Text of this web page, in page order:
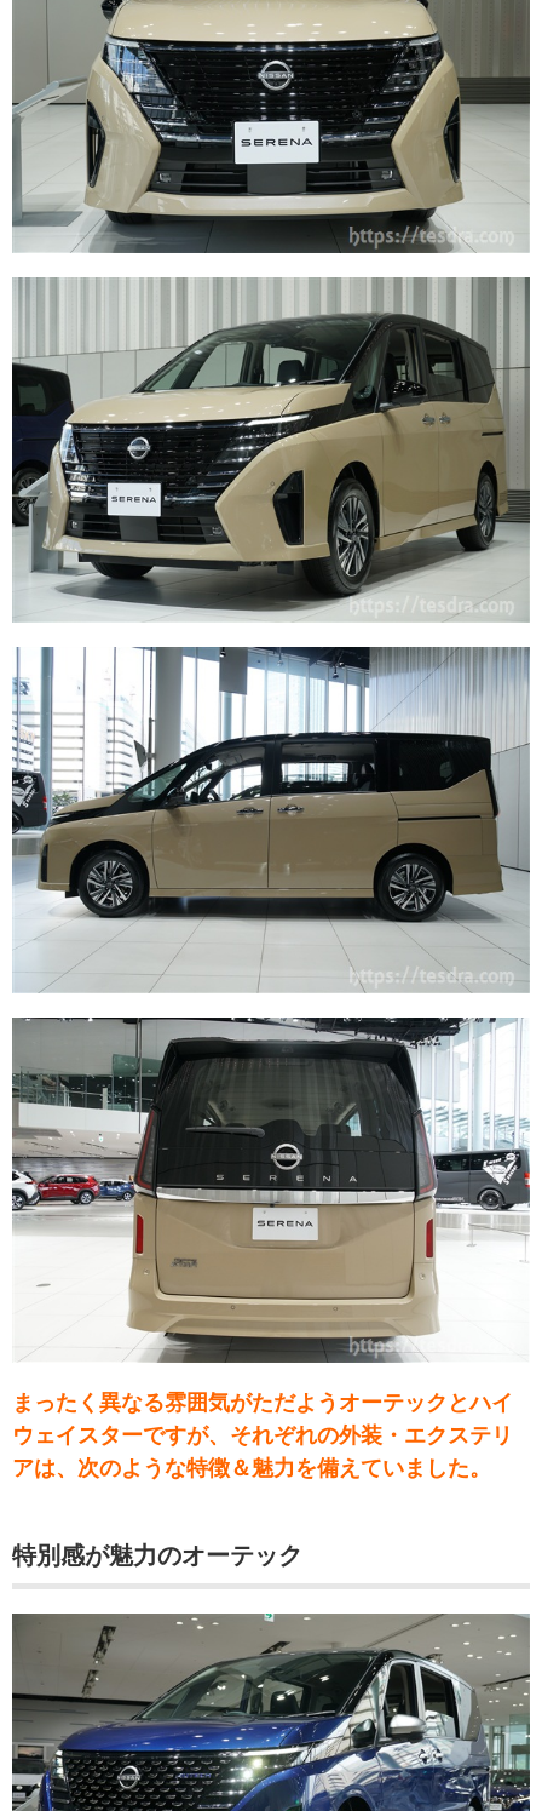
まったく異なる雰囲気がただようオーテックとハイ
ウェイスターですが、それぞれの外装・エクステリ
アは、次のような特徴＆魅力を備えていました。
特別感が魅力のオーテック